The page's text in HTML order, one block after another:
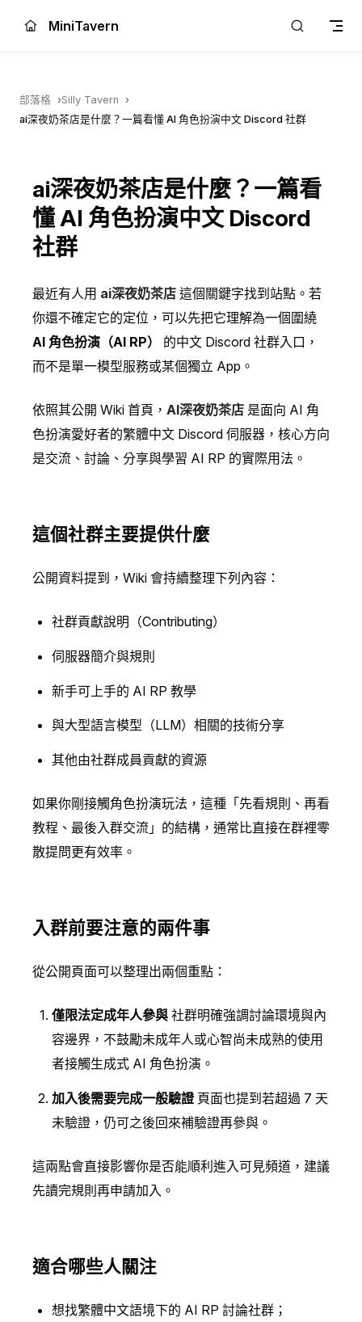
Skip to content
MiniTavern
部落格
Silly Tavern
ai深夜奶茶店是什麼？一篇看懂 AI 角色扮演中文 Discord 社群
ai深夜奶茶店是什麼？一篇看
懂 AI 角色扮演中文 Discord
社群
最近有人用 ai深夜奶茶店 這個關鍵字找到站點。若
你還不確定它的定位，可以先把它理解為一個圍繞
AI 角色扮演（AI RP）
的中文 Discord 社群入口，
而不是單一模型服務或某個獨立 App。
依照其公開 Wiki 首頁， AI深夜奶茶店 是面向 AI 角
色扮演愛好者的繁體中文 Discord 伺服器，核心方向
是交流、討論、分享與學習 AI RP 的實際用法。
這個社群主要提供什麼
公開資料提到，Wiki 會持續整理下列內容：
社群貢獻說明（Contributing）
伺服器簡介與規則
新手可上手的 AI RP 教學
與大型語言模型（LLM）相關的技術分享
其他由社群成員貢獻的資源
如果你剛接觸角色扮演玩法，這種「先看規則、再看
教程、最後入群交流」的結構，通常比直接在群裡零
散提問更有效率。
入群前要注意的兩件事
從公開頁面可以整理出兩個重點：
僅限法定成年人參與 社群明確強調討論環境與內
容邊界，不鼓勵未成年人或心智尚未成熟的使用
者接觸生成式 AI 角色扮演。
加入後需要完成一般驗證頁面也提到若超過 7 天
未驗證，仍可之後回來補驗證再參與。
這兩點會直接影響你是否能順利進入可見頻道，建議
先讀完規則再申請加入。
適合哪些人關注
想找繁體中文語境下的 AI RP 討論社群；